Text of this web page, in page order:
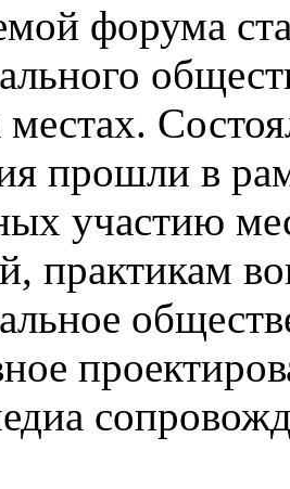
форума
местах.
прошли в
участию
практикам